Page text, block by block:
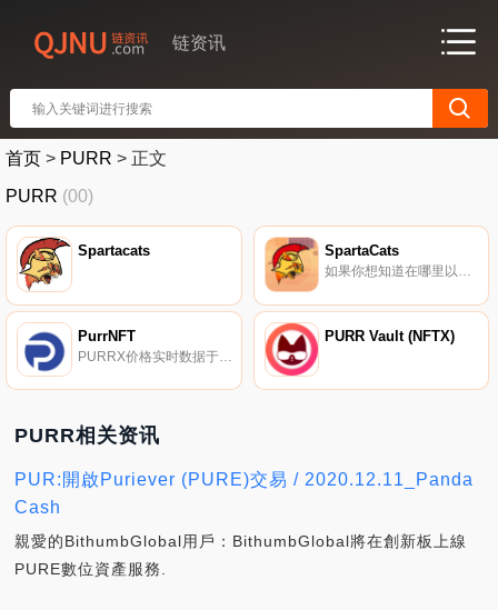
链资讯
首页 > PURR > 正文
PURR (00)
Spartacats SpartaCats
如果你想知道在哪里以当前价格购买SpartaCats,目前交易{SpartaCats]股票的顶级加密货币交易所是FlatQube交易所。您可以在我们的加密货币交易所页面上找到其他列表.
PurrNFT
PURRX价格实时数据于2021年11月29日发布PurrNFT-；其使命是利用区块链技术将成人内容行业推向新的高度。为了实现这一目标,PurrNFT将自己定位为第一家致力于在币安智能链（BSC）上创建独家成人内容的订阅服务.
PURR Vault (NFTX)
PURR相关资讯
PUR:開啟Puriever (PURE)交易 / 2020.12.11_Panda
Cash
親愛的BithumbGlobal用戶：BithumbGlobal將在創新板上線
PURE數位資產服務.